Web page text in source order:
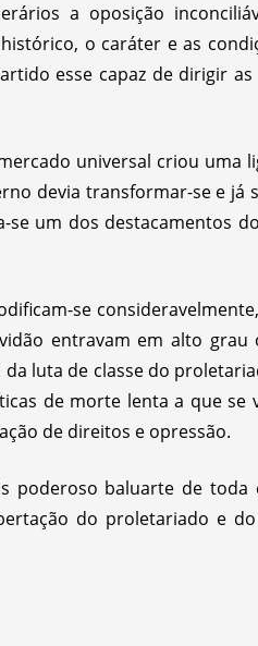
a oposição
o caráter e as
esse capaz de dirigir as
universal criou uma
devia transformar-se e já
um dos destacamentos
se
entravam em alto grau
luta de classe do
de morte lenta a que se
de direitos e opressão.
poderoso baluarte de toda
do proletariado e